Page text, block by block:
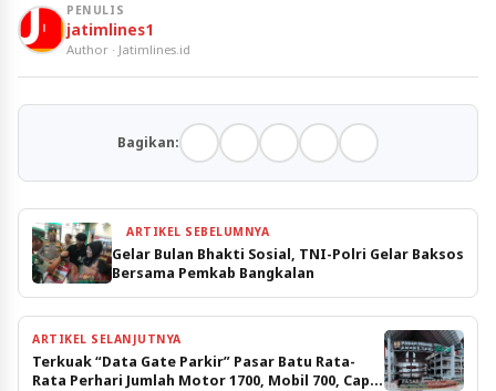
PENULIS
jatimlines1
Author · Jatimlines.id
Bagikan:
ARTIKEL SEBELUMNYA
Gelar Bulan Bhakti Sosial, TNI-Polri Gelar Baksos
Bersama Pemkab Bangkalan
ARTIKEL SELANJUTNYA
Terkuak “Data Gate Parkir” Pasar Batu Rata-
Rata Perhari Jumlah Motor 1700, Mobil 700, Capai